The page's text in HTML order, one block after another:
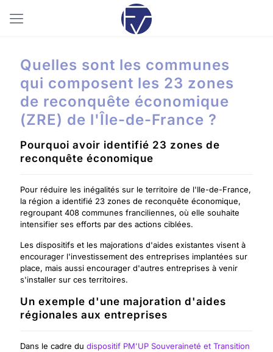
Quelles sont les communes
qui composent les 23 zones
de reconquête économique
(ZRE) de l'Île-de-France ?
Pourquoi avoir identifié 23 zones de
reconquête économique
Pour réduire les inégalités sur le territoire de l'Ile-de-France,
la région a identifié 23 zones de reconquête économique,
regroupant 408 communes franciliennes, où elle souhaite
intensifier ses efforts par des actions ciblées.
Les dispositifs et les majorations d'aides existantes visent à
encourager l'investissement des entreprises implantées sur
place, mais aussi encourager d'autres entreprises à venir
s'installer sur ces territoires.
Un exemple d'une majoration d'aides
régionales aux entreprises
Dans le cadre du dispositif PM'UP Souveraineté et Transition